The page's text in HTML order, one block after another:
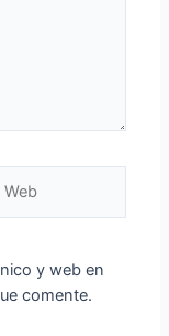
y web en
comente.